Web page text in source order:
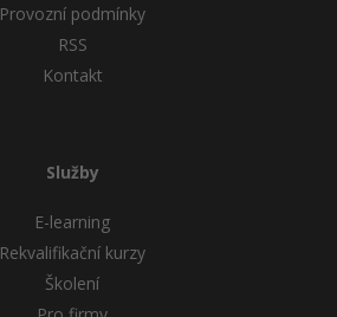
Provozní podmínky
RSS
Kontakt
Služby
E-learning
Rekvalifikační kurzy
Školení